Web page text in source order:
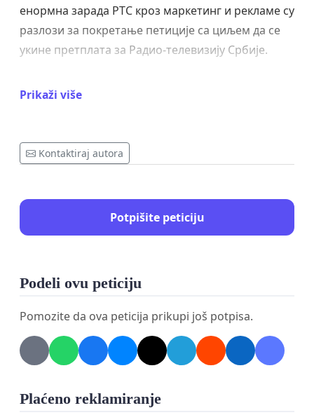
енормна зарада РТС кроз маркетинг и рекламе су
разлози за покретање петиције са циљем да се
укине претплата за Радио-телевизију Србије.
сматра да има право да буде Приватан сервис у
богаћење појединаца, сходно томе Ваше је
право да не плаћате таксу!
подрже петицију “СТОП за ПРЕТПЛАТУ РТС!“
Prikaži više
Kontaktiraj autora
Potpišite peticiju
Podeli ovu peticiju
Pomozite da ova peticija prikupi još potpisa.
Plaćeno reklamiranje